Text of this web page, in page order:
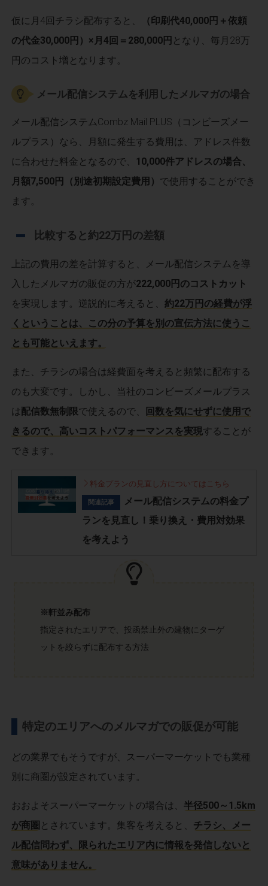
仮に月4回チラシ配布すると、
（印刷代40,000円＋依頼
の代金30,000円）×月4回＝280,000円 となり、毎月28万
円のコスト増となります。
メール配信システムを利用したメルマガの場合
メール配信システムCombz Mail PLUS（コンビーズメー
ルプラス）なら、月額に発生する費用は、アドレス件数
に合わせた料金となるので、 10,000件アドレスの場合、
月額7,500円（別途初期設定費用） で使用することができ
ます。
比較すると約22万円の差額
上記の費用の差を計算すると、メール配信システムを導
入したメルマガの販促の方が222,000円のコストカット
を実現します。逆説的に考えると、約22万円の経費が浮
くということは、この分の予算を別の宣伝方法に使うこ
とも可能といえます。
また、チラシの場合は経費面を考えると頻繁に配布する
のも大変です。しかし、当社のコンビーズメールプラス
は 配信数無制限で使えるので、
回数を気にせずに使用で
きるので、高いコストパフォーマンスを実現することが
できます。
料金プランの見直し方についてはこちら
関連記事
メール配信システムの料金プ
ランを見直し！乗り換え・費用対効果
を考えよう
※軒並み配布
指定されたエリアで、投函禁止外の建物にターゲ
ットを絞らずに配布する方法
特定のエリアへのメルマガでの販促が可能
どの業界でもそうですが、スーパーマーケットでも業種
別に商圏が設定されています。
おおよそスーパーマーケットの場合は、半径500～1.5km
が商圏 とされています。集客を考えると、 チラシ、メー
ル配信問わず、限られたエリア内に情報を発信しないと
意味がありません。